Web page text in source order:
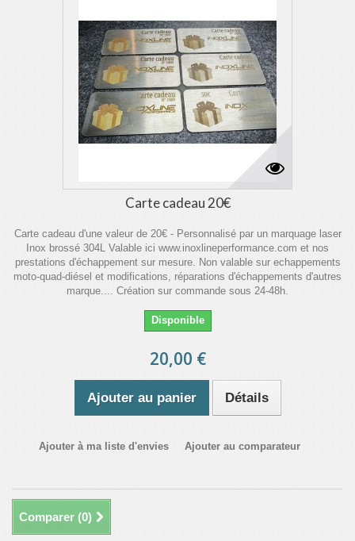
Carte cadeau 20€
Carte cadeau d'une valeur de 20€ - Personnalisé par un marquage laser
Inox brossé 304L Valable ici www.inoxlineperformance.com et nos
prestations d'échappement sur mesure. Non valable sur echappements
moto-quad-diésel et modifications, réparations d'échappements d'autres
marque.... Création sur commande sous 24-48h.
Disponible
20,00 €
Ajouter au panier Détails
Ajouter à ma liste d'envies Ajouter au comparateur
Comparer (0)